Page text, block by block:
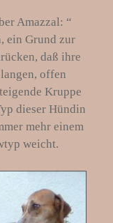
Amazzal: “
ein Grund zur
daß ihre
offen
Kruppe
dieser Hündin
mehr einem
weicht.